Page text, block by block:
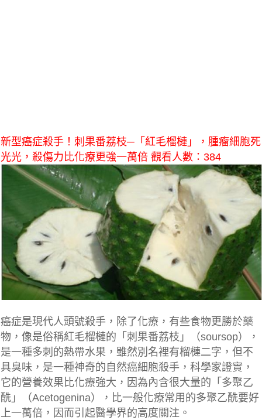
新型癌症殺手！刺果番荔枝─「紅毛榴槤」，腫瘤細胞死
光光，殺傷力比化療更強一萬倍 觀看人數：384
癌症是現代人頭號殺手，除了化療，有些食物更勝於藥
物，像是俗稱紅毛榴槤的「刺果番荔枝」（soursop），
是一種多刺的熱帶水果，雖然別名裡有榴槤二字，但不
具臭味，是一種神奇的自然癌細胞殺手，科學家證實，
它的營養效果比化療強大，因為內含很大量的「多聚乙
酰」（Acetogenina），比一般化療常用的多聚乙酰要好
上一萬倍，因而引起醫學界的高度關注。